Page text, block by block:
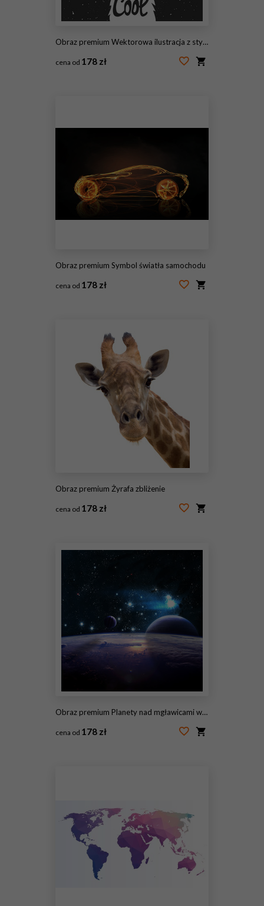
Obraz premium Wektorowa ilustracja z stylowym lamy zwierzęciem w okularach przeciwsłonecznych. Bądź fajny - cytat z napisami.
cena od 178 zł
Obraz premium Symbol światła samochodu
cena od 178 zł
Obraz premium Żyrafa zbliżenie
cena od 178 zł
Obraz premium Planety nad mgławicami w przestrzeni
cena od 178 zł